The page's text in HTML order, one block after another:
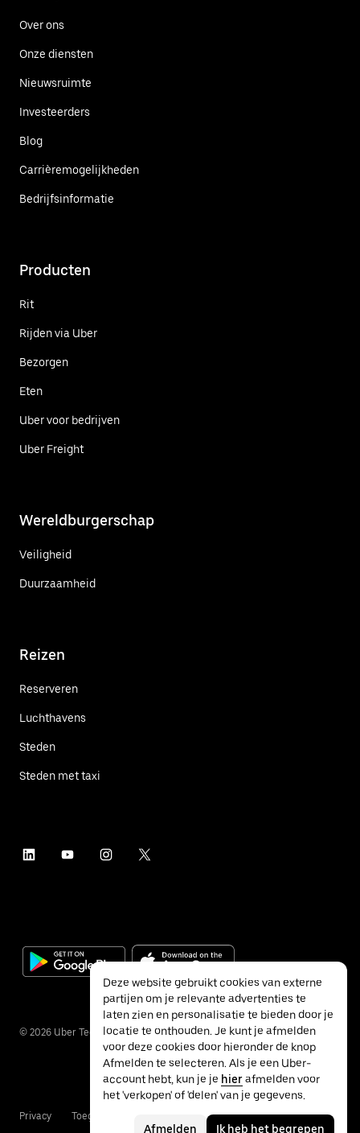
Over ons
Onze diensten
Nieuwsruimte
Investeerders
Blog
Carrièremogelijkheden
Bedrijfsinformatie
Producten
Rit
Rijden via Uber
Bezorgen
Eten
Uber voor bedrijven
Uber Freight
Wereldburgerschap
Veiligheid
Duurzaamheid
Reizen
Reserveren
Luchthavens
Steden
Steden met taxi
© 2026 Uber Technologies Inc.
Privacy Toegankelijkheid Voorwaarden
Deze website gebruikt cookies van externe
partijen om je relevante advertenties te
laten zien en personalisatie te bieden door je
locatie te onthouden. Je kunt je afmelden
voor deze cookies door hieronder de knop
Afmelden te selecteren. Als je een Uber-
account hebt, kun je je hierafmelden voor
het 'verkopen' of 'delen' van je gegevens.
Afmelden Ik heb het begrepen